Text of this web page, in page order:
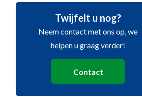
Twijfelt u nog?
Neem contact met ons op, we
helpen u graag verder!
Contact